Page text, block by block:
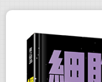
會員專屬
會員儲值方案